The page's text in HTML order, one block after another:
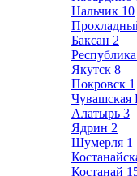
Нальчик 10
Баксан 2
Якутск 8
Покровск 1
Чувашская
Алатырь 3
Ядрин 2
Шумерля 1
Костанай